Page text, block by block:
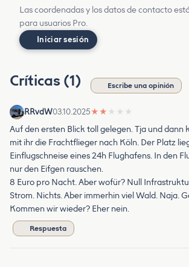
Las coordenadas y los datos de contacto
para usuarios Pro.
Iniciar sesión
Críticas (1) Escribe una opinión
RRvdW03.10.2025★ ★ ★ ★ ★
Auf den ersten Blick toll gelegen. Tja und dann
mit ihr die Frachtflieger nach Köln. Der Platz
Einflugschneise eines 24h Flughafens. In den
nur den Eifgen rauschen.
8 Euro pro Nacht. Aber wofür? Null
Strom. Nichts. Aber immerhin viel Wald. Naja.
Kommen wir wieder? Eher nein.
Respuesta